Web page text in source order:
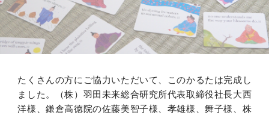
たくさんの方にご協力いただいて、このかるたは完成し
ました。（株）羽田未来総合研究所代表取締役社長大西
洋様、鎌倉高徳院の佐藤美智子様、孝雄様、舞子様、株